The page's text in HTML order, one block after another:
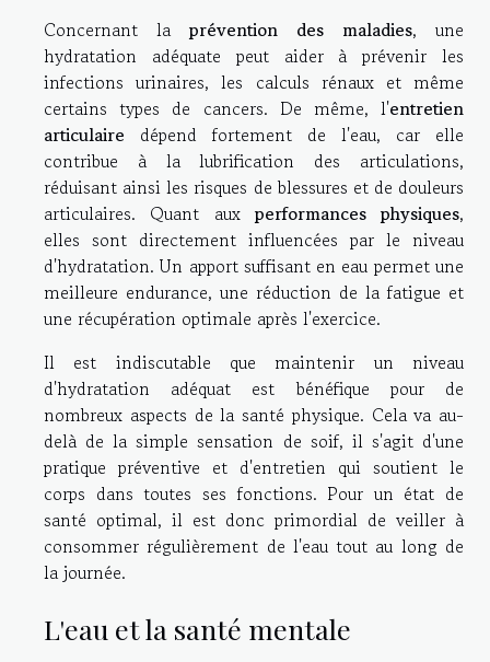
Concernant la prévention des maladies, une
hydratation adéquate peut aider à prévenir les
infections urinaires, les calculs rénaux et même
certains types de cancers. De même, l'entretien
articulaire dépend fortement de l'eau, car elle
contribue à la lubrification des articulations,
réduisant ainsi les risques de blessures et de douleurs
articulaires. Quant aux performances physiques,
elles sont directement influencées par le niveau
d'hydratation. Un apport suffisant en eau permet une
meilleure endurance, une réduction de la fatigue et
une récupération optimale après l'exercice.
Il est indiscutable que maintenir un niveau
d'hydratation adéquat est bénéfique pour de
nombreux aspects de la santé physique. Cela va au-
delà de la simple sensation de soif, il s'agit d'une
pratique préventive et d'entretien qui soutient le
corps dans toutes ses fonctions. Pour un état de
santé optimal, il est donc primordial de veiller à
consommer régulièrement de l'eau tout au long de
la journée.
L'eau et la santé mentale